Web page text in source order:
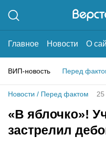
Главное Новости О
ВИП-новость Перед
Новости / Перед фактом
«В яблочко»!
застрелил